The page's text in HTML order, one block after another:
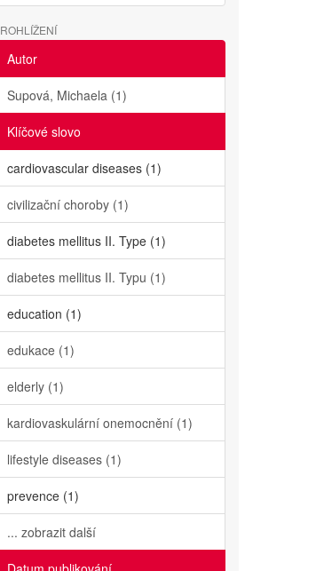
Autor
Supová, Michaela (1)
Klíčové slovo
cardiovascular diseases (1)
civilizační choroby (1)
diabetes mellitus II. Type (1)
diabetes mellitus II. Typu (1)
education (1)
edukace (1)
elderly (1)
kardiovaskulární onemocnění (1)
lifestyle diseases (1)
prevence (1)
... zobrazit další